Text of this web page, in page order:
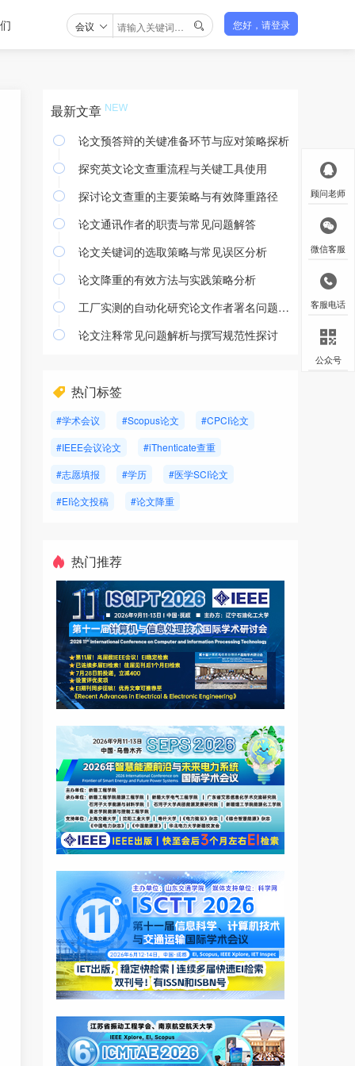
会议  您好，请登录
最新文章
 论文预答辩的关键准备环节与应对策略探析
 探究英文论文查重流程与关键工具使用
 探讨论文查重的主要策略与有效降重路径
 论文通讯作者的职责与常见问题解答
 论文关键词的选取策略与常见误区分析
 论文降重的有效方法与实践策略分析
 工厂实测的自动化研究论文作者署名问题探讨
 论文注释常见问题解析与撰写规范性探讨
热门标签
#学术会议 #Scopus论文
#CPCI论文
#IEEE会议论文
#iThenticate查重
#志愿填报
#学历
#医学SCI论文
#EI论文投稿
#论文降重
热门推荐
顾问老师
微信客服
客服电话
公众号